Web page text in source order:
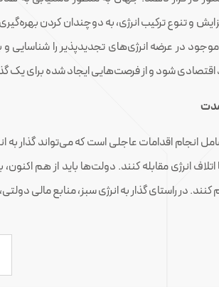
و تنوع ترکیب انرژی، به دوچندان کردن
موجود در عرضه انرژی‌های تجدیدپذیر را شناسایی
اقتصادی شود و از فرصت‌هایی ایجاد شده برای یک
انجام اقدامات عاجلی است که می‌تواند گذار به
اتلاف انرژی مقابله کنند. دولت‌ها باید از هم
در راستای گذار به انرژی سبز، منابع مالی